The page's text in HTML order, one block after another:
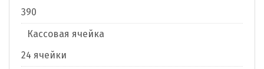
390
Кассовая ячейка
24 ячейки